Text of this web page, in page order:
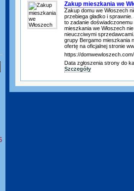
Zakup mieszkania we
Zakup domu we Włoszech
przebiega gładko i
to zadanie
mieszkania we Włoszech
nieuczciwymi
grupy Bergamo mieszkania
ofertę na oficjalnej stronie
https://domwewloszech.com/
Data zgłoszenia strony do
Szczegóły